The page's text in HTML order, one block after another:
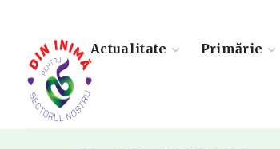
Actualitate Primărie